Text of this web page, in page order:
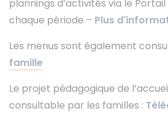
plannings d’activités via le
chaque période – Plus
Les menus sont également
famille
Le projet pédagogique de
consultable par les familles :